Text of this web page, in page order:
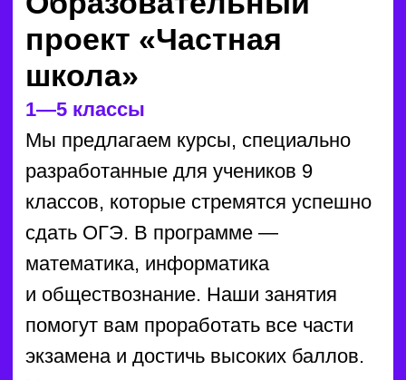
материала. Результат
гарантирован, а опытные педагоги
помогут вашему ребёнку достичь
желаемых результатов!
ЗАКАЗАТЬ ЗВОНОК